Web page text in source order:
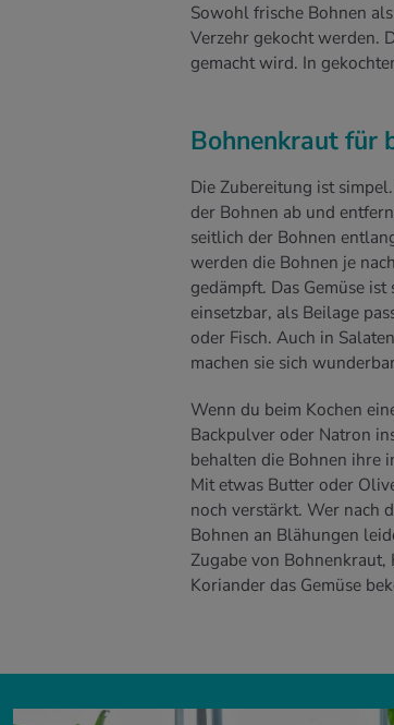
Sowohl frische Bohnen
Verzehr gekocht werden.
gemacht wird. In
Bohnenkraut für
Die Zubereitung ist
der Bohnen ab und
seitlich der Bohnen
werden die Bohnen je
gedämpft. Das Gemüse
einsetzbar, als Beilage
oder Fisch. Auch in
machen sie sich
Wenn du beim Kochen
Backpulver oder Natron
behalten die Bohnen ihre
Mit etwas Butter oder
noch verstärkt. Wer nach
Bohnen an Blähungen
Zugabe von Bohnenkraut,
Koriander das Gemüse